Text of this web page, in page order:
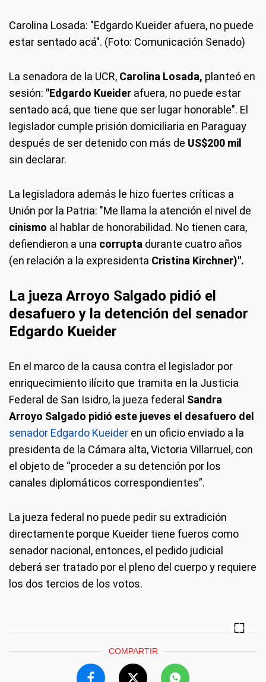
Carolina Losada: "Edgardo Kueider afuera, no puede
estar sentado acá". (Foto: Comunicación Senado)
La senadora de la UCR, Carolina Losada, planteó en
sesión: "Edgardo Kueider afuera, no puede estar
sentado acá, que tiene que ser lugar honorable". El
legislador cumple prisión domiciliaria en Paraguay
después de ser detenido con más de US$200 mil
sin declarar.
La legisladora además le hizo fuertes críticas a
Unión por la Patria: "Me llama la atención el nivel de
cinismo al hablar de honorabilidad. No tienen cara,
defiendieron a una corrupta durante cuatro años
(en relación a la expresidenta Cristina Kirchner)".
La jueza Arroyo Salgado pidió el
desafuero y la detención del senador
Edgardo Kueider
En el marco de la causa contra el legislador por
enriquecimiento ilícito que tramita en la Justicia
Federal de San Isidro, la jueza federal Sandra
Arroyo Salgado pidió este jueves el desafuero del
senador Edgardo Kueider en un oficio enviado a la
presidenta de la Cámara alta, Victoria Villarruel, con
el objeto de “proceder a su detención por los
canales diplomáticos correspondientes”.
La jueza federal no puede pedir su extradición
directamente porque Kueider tiene fueros como
senador nacional, entonces, el pedido judicial
deberá ser tratado por el pleno del cuerpo y requiere
los dos tercios de los votos.
COMPARTIR